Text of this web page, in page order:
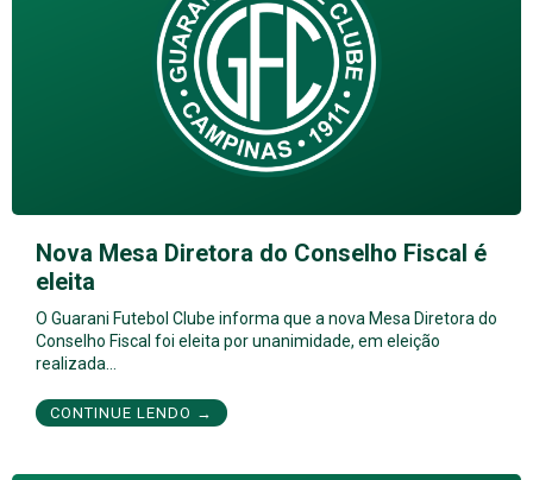
Nova Mesa Diretora do Conselho Fiscal é
eleita
O Guarani Futebol Clube informa que a nova Mesa Diretora do
Conselho Fiscal foi eleita por unanimidade, em eleição
realizada…
CONTINUE LENDO →